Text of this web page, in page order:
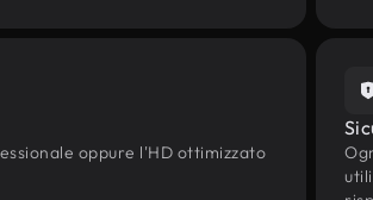
oppure l'HD ottimizzato